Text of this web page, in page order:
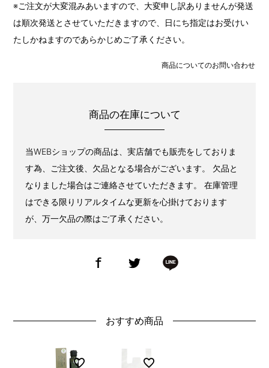
※ご注文が大変混みあいますので、大変申し訳ありませんが発送
は順次発送とさせていただきますので、日にち指定はお受けい
たしかねますのであらかじめご了承ください。
商品についてのお問い合わせ
商品の在庫について
当WEBショップの商品は、実店舗でも販売をしておりま
す為、ご注文後、欠品となる場合がございます。 欠品と
なりました場合はご連絡させていただきます。 在庫管理
はできる限りリアルタイムな更新を心掛けております
が、万一欠品の際はご了承ください。
おすすめ商品